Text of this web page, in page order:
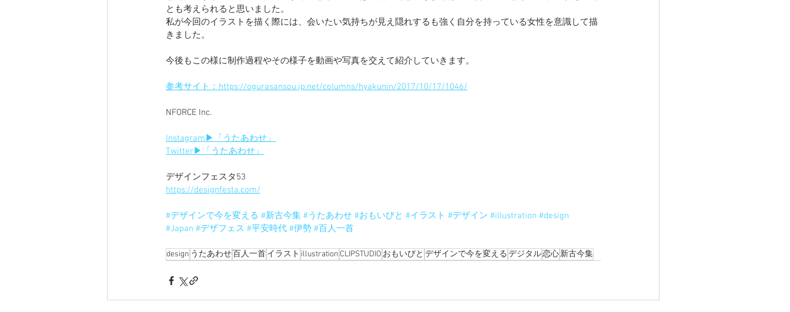
とも考えられると思いました。
私が今回のイラストを描く際には、会いたい気持ちが見え隠れするも強く自分を持っている女性を意識して描
きました。
今後もこの様に制作過程やその様子を動画や写真を交えて紹介していきます。
参考サイト：https://ogurasansou.jp.net/columns/hyakunin/2017/10/17/1046/
NFORCE Inc.
Instagram▶︎「うたあわせ」
Twitter▶︎「うたあわせ」
デザインフェスタ53
https://designfesta.com/
#デザインで今を変える #新古今集 #うたあわせ #おもいびと #イラスト #デザイン #illustration #design
#Japan #デザフェス #平安時代 #伊勢 #百人一首
design うたあわせ百人一首イラスト illustration CLIPSTUDIO おもいびと デザインで今を変える デジタル恋心新古今集